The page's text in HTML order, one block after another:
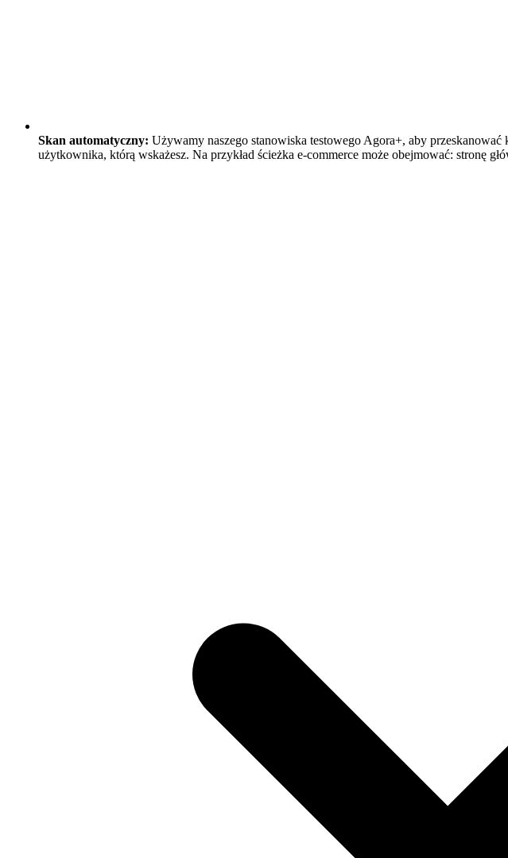
Skan automatyczny: Używamy naszego stanowiska testowego Agora+, aby
użytkownika, którą wskażesz. Na przykład ścieżka e-commerce może obejmować: stronę